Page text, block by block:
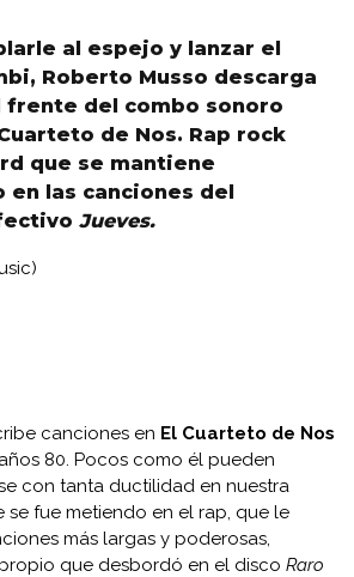
al espejo y lanzar el
Roberto Musso descarga
frente del combo sonoro
de Nos. Rap rock
que se mantiene
en las canciones del
Jueves.
canciones en El Cuarteto de Nos
80. Pocos como él pueden
con tanta ductilidad en nuestra
se fue metiendo en el rap, que le
más largas y poderosas,
que desbordó en el disco Raro